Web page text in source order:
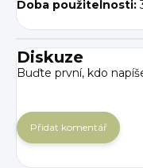
Doba použitelnosti:
Diskuze
Buďte první, kdo
Přidat komentář